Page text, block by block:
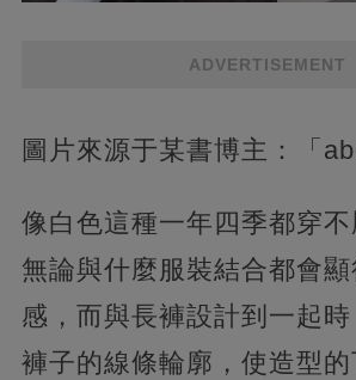
ADVERTISEMENT
圖片來源于某書博主：「
像白色這種一年四季都穿不
無論與什麼服裝結合都會
感，而與長褲設計到一起
褲子的線條輪廓，使造型